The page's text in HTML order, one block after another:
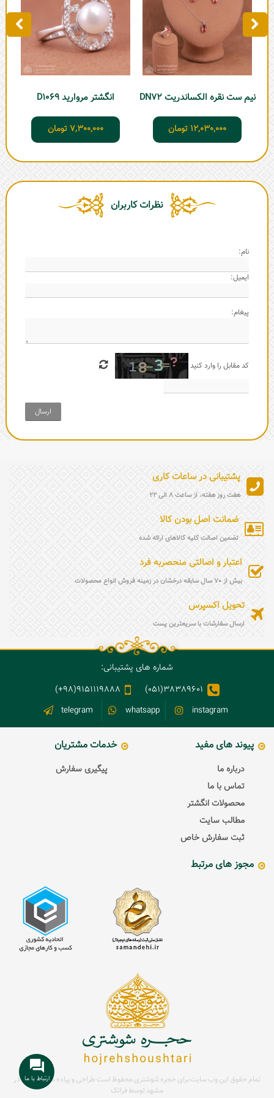
نیم ست نقره الکساندریت DN72
12,030,000 تومان
انگشتر مروارید D1069
7,300,000 تومان
نظرات کاربران
نام:
ایمیل:
پیغام:
کد مقابل را وارد کنید
ارسال
پشتیبانی در ساعات کاری
هفت روز هفته، از ساعت 8 الی 22
ضمانت اصل بودن کالا
تضمین اصالت کلیه کالاهای ارائه شده
اعتبار و اصالتی منحصربه فرد
بیش از 70 سال سابقه درخشان در زمینه فروش انواع محصولات
تحویل اکسپرس
ارسال سفارشات با سریعترین پست
شماره های پشتیبانی:
38389601(051)
9151119888(98+)
instagram
whatsapp
telegram
پیوند های مفید
درباره ما
تماس با ما
محصولات انگشتر
مطالب سایت
ثبت سفارش خاص
خدمات مشتریان
پیگیری سفارش
ارتباط با ما
مجوز های مرتبط
تمام حقوق این وب سایت برای حجره شوشتری محفوظ است طراحی و پیاده سازی سایت در
مشهد توسطفراتک